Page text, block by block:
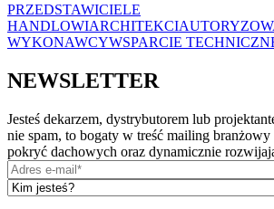
PRZEDSTAWICIELE
HANDLOWIARCHITEKCI
WYKONAWCYWSPARCIE
NEWSLETTER
Jesteś dekarzem, dystrybutorem lub
nie spam, to bogaty w treść mailing
pokryć dachowych oraz dynamicznie